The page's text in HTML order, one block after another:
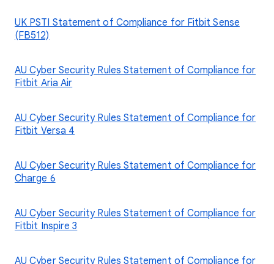
UK PSTI Statement of Compliance for Fitbit Sense
(FB512)
AU Cyber Security Rules Statement of Compliance for
Fitbit Aria Air
AU Cyber Security Rules Statement of Compliance for
Fitbit Versa 4
AU Cyber Security Rules Statement of Compliance for
Charge 6
AU Cyber Security Rules Statement of Compliance for
Fitbit Inspire 3
AU Cyber Security Rules Statement of Compliance for